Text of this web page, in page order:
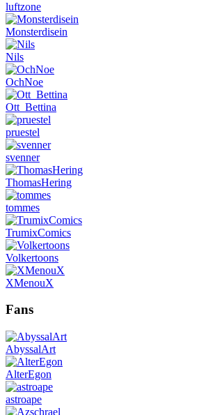
luftzone
Monsterdisein
Nils
OchNoe
Ott_Bettina
pruestel
svenner
ThomasHering
tommes
TrumixComics
Volkertoons
XMenouX
Fans
AbyssalArt
AlterEgon
astroape